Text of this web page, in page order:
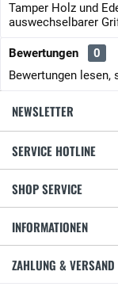
Tamper Holz und
auswechselbarer
Bewertungen
0
Bewertungen lesen,
NEWSLETTER
SERVICE HOTLINE
SHOP SERVICE
INFORMATIONEN
ZAHLUNG & VERSAND